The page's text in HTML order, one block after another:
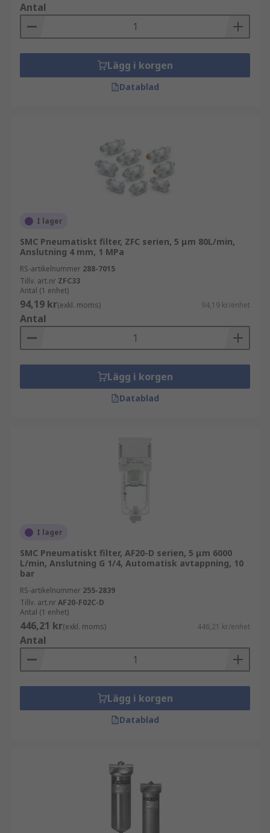
Antal
Lägg i korgen
Datablad
I lager
SMC Pneumatiskt filter, ZFC serien, 5 μm 80L/min,
Anslutning 4 mm, 1 MPa
RS-artikelnummer 288-7015
Tillv. art.nr ZFC33
Antal (1 enhet)
94,19 kr(exkl. moms) 94,19 kr/enhet
Antal
Lägg i korgen
Datablad
I lager
SMC Pneumatiskt filter, AF20-D serien, 5 μm 6000
L/min, Anslutning G 1/4, Automatisk avtappning, 10
bar
RS-artikelnummer 255-2839
Tillv. art.nrAF20-F02C-D
Antal (1 enhet)
446,21 kr(exkl. moms) 446,21 kr/enhet
Antal
Lägg i korgen
Datablad